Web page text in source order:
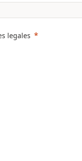
legales